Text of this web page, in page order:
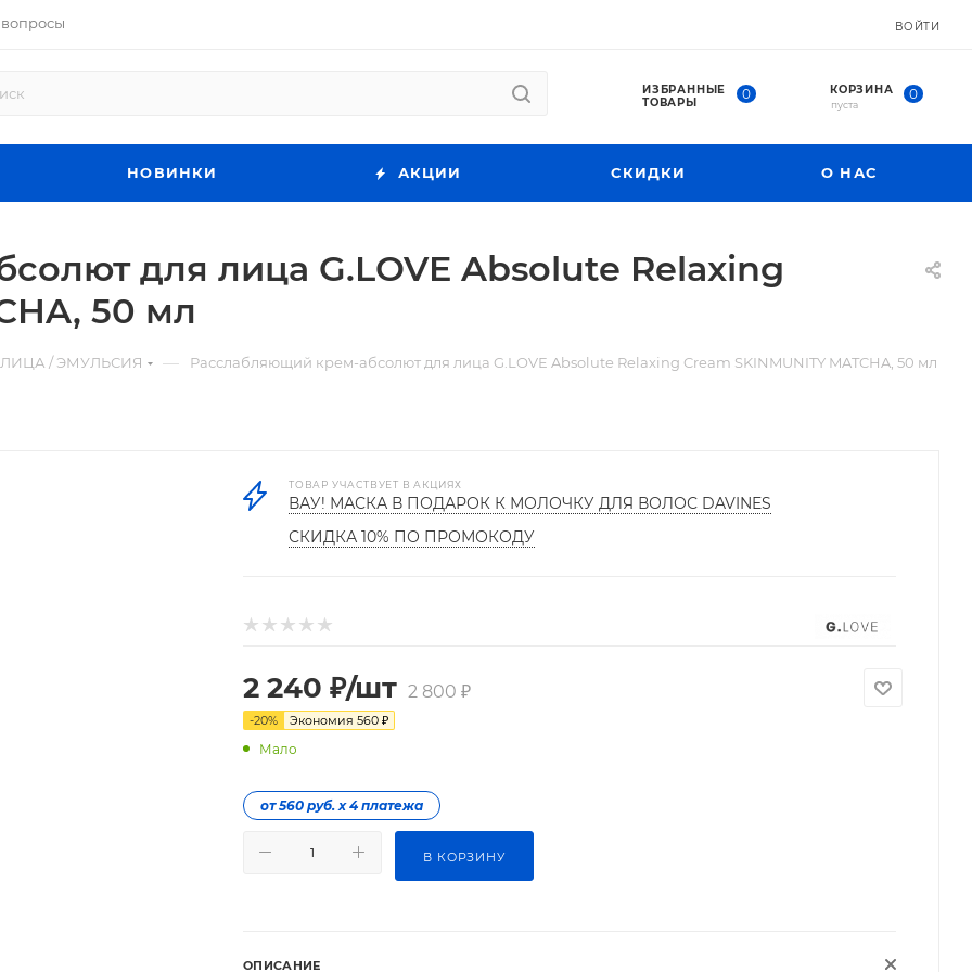
ВОЙТИ
ИЗБРАННЫЕ
ТОВАРЫ
0 КОРЗИНА 0
пуста
НОВИНКИ АКЦИИ СКИДКИ О НАС
для лица G.LOVE Absolute Relaxing
50 мл
/ ЭМУЛЬСИЯ — Расслабляющий крем-абсолют для лица G.LOVE Absolute Relaxing Cream SKINMUNITY MATCHA, 50 мл
ТОВАР УЧАСТВУЕТ В АКЦИЯХ
ВАУ! МАСКА В ПОДАРОК К МОЛОЧКУ ДЛЯ ВОЛОС DAVINES
СКИДКА 10% ПО ПРОМОКОДУ
2 240 ₽/шт 2 800 ₽
-20% Экономия 560 ₽
Мало
от 560 руб. х 4 платежа
В КОРЗИНУ
ОПИСАНИЕ